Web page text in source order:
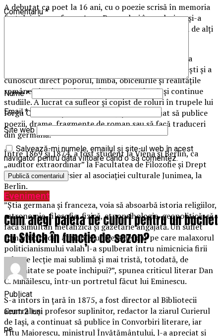
A debutat ca poet la 16 ani, cu o poezie scrisă în memoria
fostului său profesor, Aron Pumnul, şi în acelaşi an şi-a
schimbat numele în Eminescu, adoptat mai târziu şi de alţi
Eminescu lTimp de trei ani, din 1866 până în 1869, a
pribegit între Cernăuţi, Blaj, Sibiu, Giurgiu şi Bucureşti şi a
cunoscut direct poporul, limba, obiceiurile şi realitățile
româneşti. A intenționat, dar nu a reuşit, să-şi continue
studiile. A lucrat ca sufleor şi copist de roluri în trupele lui
Iorgu Caragiale şi Mihail Pascaly şi a continuat să publice
poezii, drame, fragmente de roman sau să facă traduceri
din germană.
Între 1869 şi 1874, a fost student la Viena şi Berlin, ca
„auditor extraordinar” la Facultatea de Filozofie și Drept
din Viena şi ca bursier al asociaţiei culturale Junimea, la
Berlin.
”Ştia germana şi franceza, voia să absoarbă istoria religiilor,
astronomie, filosofie, fizică, etnopsihologie, geopolitică, să
facă simultan metafizică și gazetărie angajată. Un suflet
romantic dedat armoniei universale, dar pe care malaxorul
politicianismului valah l-a spulberat întru nimicnicia firii
sale. Ce lecție mai sublimă și mai tristă, totodată, de
românitate se poate închipui?”, spunea criticul literar Dan
C. Mihăilescu, într-un portretul făcut lui Eminescu.
S-a întors în ţară în 1875, a fost director al Bibliotecii
Centrale şi profesor suplinitor, redactor la ziarul Curierul
de Iaşi, a continuat să publice în Convorbiri literare, iar
Titu Maiorescu, ministrul Învătământului, l-a apreciat şi
Comentariu*
Nume*
Email*
Site web
Salvează-mi numele, emailul și site-ul web în acest
navigator pentru data viitoare când o să comentez.
Eveniment
Cum alegi paleta de culori pentru un buchet
cu Stitch în funcție de sezon?
Publicat
acum 2 luni
pe